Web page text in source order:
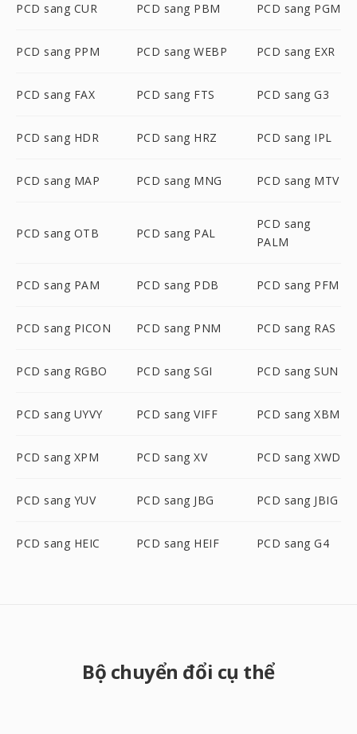
PCD sang CUR PCD sang PBM PCD sang PGM
PCD sang PPM PCD sang WEBP PCD sang EXR
PCD sang FAX PCD sang FTS PCD sang G3
PCD sang HDR PCD sang HRZ PCD sang IPL
PCD sang MAP PCD sang MNG PCD sang MTV
PCD sang OTB PCD sang PAL
PCD sang
PALM
PCD sang PAM PCD sang PDB PCD sang PFM
PCD sang PICON PCD sang PNM PCD sang RAS
PCD sang RGBO PCD sang SGI PCD sang SUN
PCD sang UYVY PCD sang VIFF PCD sang XBM
PCD sang XPM PCD sang XV PCD sang XWD
PCD sang YUV PCD sang JBG PCD sang JBIG
PCD sang HEIC PCD sang HEIF PCD sang G4
Bộ chuyển đổi cụ thể